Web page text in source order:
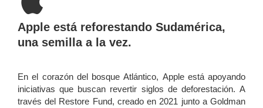
Apple está reforestando Sudamérica,
una semilla a la vez.
En el corazón del bosque Atlántico, Apple está apoyando
iniciativas que buscan revertir siglos de deforestación. A
través del Restore Fund, creado en 2021 junto a Goldman